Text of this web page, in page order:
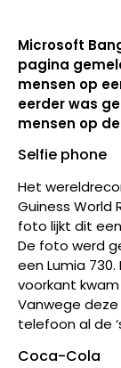
Microsoft
pagina
mensen op
eerder was
mensen op
Selfie phone
Het
Guiness World
foto lijkt dit
De foto werd
een Lumia
voorkant
Vanwege
telefoon al de
Coca-Cola